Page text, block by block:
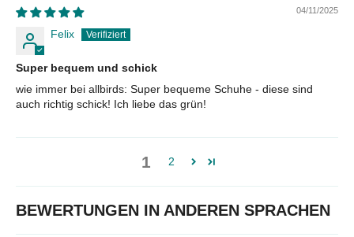
04/11/2025
Felix
Super bequem und schick
wie immer bei allbirds: Super bequeme Schuhe - diese sind
auch richtig schick! Ich liebe das grün!
1 2
BEWERTUNGEN IN ANDEREN SPRACHEN